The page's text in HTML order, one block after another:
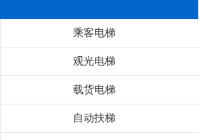
乘客电梯
观光电梯
载货电梯
自动扶梯